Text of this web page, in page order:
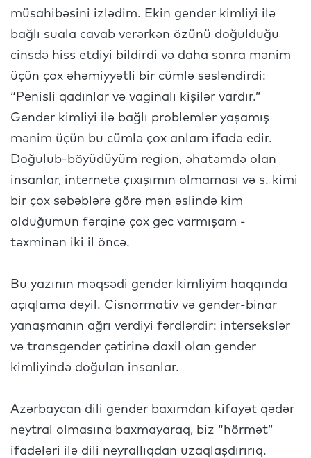
müsahibəsini izlədim. Ekin gender kimliyi ilə
bağlı suala cavab verərkən özünü doğulduğu
cinsdə hiss etdiyi bildirdi və daha sonra mənim
üçün çox əhəmiyyətli bir cümlə səsləndirdi:
“Penisli qadınlar və vaginalı kişilər vardır.”
Gender kimliyi ilə bağlı problemlər yaşamış
mənim üçün bu cümlə çox anlam ifadə edir.
Doğulub-böyüdüyüm region, əhatəmdə olan
insanlar, internetə çıxışımın olmaması və s. kimi
bir çox səbəblərə görə mən əslində kim
olduğumun fərqinə çox gec varmışam -
təxminən iki il öncə.
Bu yazının məqsədi gender kimliyim haqqında
açıqlama deyil. Cisnormativ və gender-binar
yanaşmanın ağrı verdiyi fərdlərdir: intersekslər
və transgender çətirinə daxil olan gender
kimliyində doğulan insanlar.
Azərbaycan dili gender baxımdan kifayət qədər
neytral olmasına baxmayaraq, biz “hörmət”
ifadələri ilə dili neyrallıqdan uzaqlaşdırırıq.